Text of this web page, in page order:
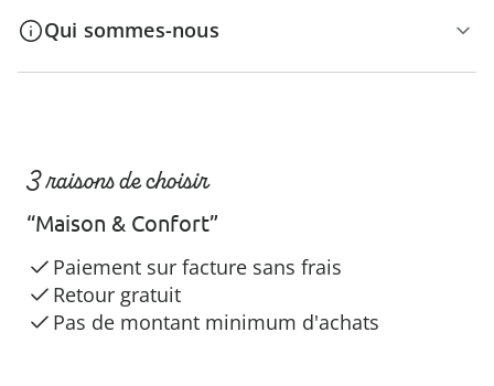
Qui sommes-nous
3 raisons de choisir
“Maison & Confort”
Paiement sur facture sans frais
Retour gratuit
Pas de montant minimum d'achats